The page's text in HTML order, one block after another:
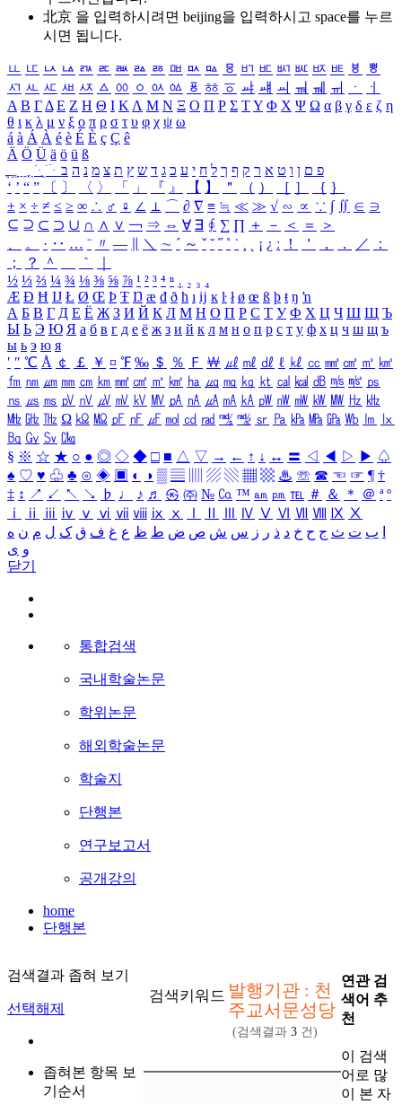
北京 을 입력하시려면 beijing을 입력하시고 space를 누르
시면 됩니다.
ㅥ ㅦ ㅧ ㅨ ㅩ ㅪ ㅫ ㅬ ㅭ ㅮ ㅯ ㅰ ㅱ ㅲ ㅳ ㅴ ㅵ ㅶ ㅷ ㅸ
ㅹ
ㅺ ㅻ ㅼ ㅽ ㅾ ㅿ ㆀ ㆁ ㆂ ㆃ ㆄ ㆅ ㆆ ㆇ ㆈ ㆉ ㆊ ㆋ ㆌ ㆍ
ㆎ
Α Β ΓΔ Ε Ζ Η Θ Ι ΚΛ Μ Ν Ξ Ο Π Ρ Σ ΤΥ Φ Χ Ψ Ω α β γ δ ε ζ η
θ ι κ λ μ ν ξ ο π ρ σ τ υ φ χ ψ ω
á à Á À é è É È ç Ç ê
Ä Ö Ü ä ö ü ß
ִֶֹ ֻּ ׁׂ פ ם ן ו ט א ר ק ף ך ל ח י ע כ ג ד ש ץ ת צ מ נ ה ב
‘ ’ “ ” 〔 〕 〈 〉 「 」 『 』 【 】 ＂ （ ） ［ ］ ｛ ｝
± × ÷ ≠ ≤ ≥ ∞ ∴ ♂ ♀ ∠ ⊥ ⌒ ∂ ∇ ≡ ≒ ≪ ≫ √ ∽ ∝ ∵ ∫ ∬ ∈ ∋
⊆ ⊇ ⊂ ⊃ ∪ ∩ ∧ ∨ ￢ ⇒ ⇔ ∀ ∃ ∮ ∑ ∏ ＋ － ＜ ＝
＞
、
。 · ‥ … ¨ 〃 ― ＼ ∼ ´ ～ ˇ ˘ ˝ ˚ ˙ ¸ ¡ ¿ ː ！ ＇ ， ． ／
：
；
？ ＾ ｀
½ ⅓ ⅔ ¼ ¾ ⅛ ⅜ ⅝ ⅞ ¹ ² ³ ⁴ ⁿ ₁ ₂ ₃ ₄
Æ Ð Ħ Ĳ Ł Ø Œ Þ Ŧ Ŋ æ đ ð ħ ı ĳ ĸ ŀ ł ø œ ß þ ŧ ŋ ŉ
А Б В Г Д Е Ё Ж З И Й К Л М Н О П Р С Т У Ф Х Ц Ч Ш Щ Ъ
Ы Ь Э Ю Я а б в г д е ё ж з и й к л м н о п р с т у ф х ц ч ш щ ъ
ы ь э ю я
′ ″ ℃ Å ￠ ￡ ￥ ¤ ℉ ‰ ＄ ％ Ｆ ￦ ㎕ ㎖ ㎗ ℓ ㎘ ㏄ ㎣ ㎤ ㎥ ㎦
㎙ ㎚ ㎛ ㎜ ㎝ ㎞ ㎟ ㎠ ㎡ ㎢ ㏊ ㎍ ㎎ ㎏ ㏏ ㎈ ㎉ ㏈ ㎧ ㎨ ㎰
㎱ ㎲ ㎳ ㎴ ㎵ ㎶ ㎷ ㎸ ㎹ ㎀ ㎁ ㎂ ㎃ ㎄ ㎺ ㎻ ㎽ ㎾ ㎿ ㎐ ㎑
㎒ ㎓ ㎔ Ω ㏀ ㏁ ㎊ ㎋ ㎌ ㏖ ㏅ ㎭ ㎮ ㎯ ㏛ ㎩ ㎪ ㎫ ㎬ ㏝ ㏐
㏓
㏃ ㏉ ㏜ ㏆
§ ※ ☆ ★ ○ ● ◎ ◇ ◆ □ ■ △ ▽ → ← ↑ ↓ ↔ 〓 ◁ ◀ ▷ ▶ ♤
♠ ♡ ♥ ♧ ♣ ⊙ ◈ ▣ ◐ ◑ ▒ ▤ ▨ ▧ ▦ ▩ ♨ ☏ ☎ ☜ ☞ ¶ †
‡ ↕ ↗ ↙ ↖ ↘ ♭ ♩ ♪ ♬ ㉿ ㈜ № ㏇ ™ ㏂ ㏘ ℡ ＃ ＆ ＊ ＠ ª º
ⅰ
ⅱ ⅲ ⅳ ⅴ ⅵ ⅶ ⅷ ⅸ ⅹ Ⅳ Ⅴ Ⅵ Ⅶ Ⅷ Ⅸ Ⅹ
ب ت ث ج ح خ د ذ ر ز س ش ص ض ط ظ ع غ ف ق ک ل م ن ه
و ی
닫기
통합검색
국내학술논문
학위논문
해외학술논문
학술지
단행본
연구보고서
공개강의
home
단행본
검색결과 좁혀 보기
선택해제
좁혀본 항목 보
기순서
검색키워드 발행기관 : 천
주교서문성당
(검색결과 3 건)
연관 검
색어 추
천
이 검색
어로 많
이 본 자